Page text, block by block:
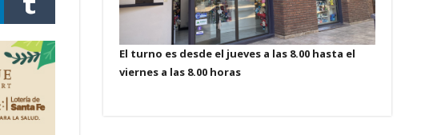
El turno es desde el jueves a las 8.00 hasta el
viernes a las 8.00 horas